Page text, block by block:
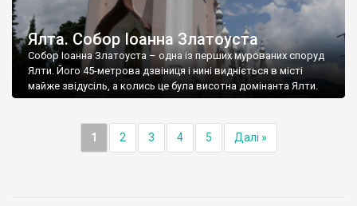
Ялта. Собор Іоанна Златоуста
Собор Іоанна Златоуста – одна із перших мурованих споруд
Ялти. Його 45-метрова дзвіниця і нині видніється в місті
майже звідусіль, а колись це була висотна домінанта Ялти.
1 2 3 4 5 Далі »